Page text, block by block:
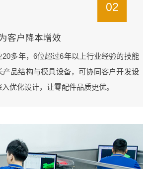
02
客户降本增效
多年，6位超过6年以上行业经验的技能
产品结构与模具设备，可协同客户开发设
优化设计，让零配件品质更优。